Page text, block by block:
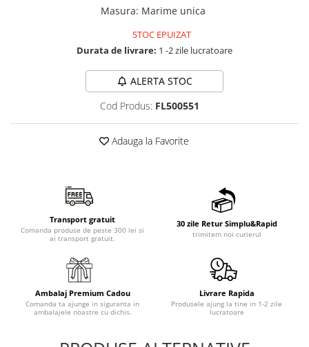
Masura: Marime unica
STOC EPUIZAT
Durata de livrare: 1 -2 zile lucratoare
ALERTA STOC
Cod Produs: FL500551
Adauga la Favorite
Transport gratuit
Comanda produse de peste 300 lei si
ai transport gratuit.
30 zile Retur Simplu&Rapid
trimitem noi curierul
Ambalaj Premium Cadou
Comanda ta ajunge in siguranta in
ambalajele noastre cu dichis.
Livrare Rapida
Produsele ajung la tine in 1-2 zile
lucratoare